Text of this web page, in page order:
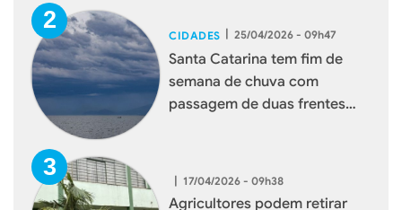
CIDADES | 25/04/2026 - 09h47
Santa Catarina tem fim de
semana de chuva com
passagem de duas frentes
| 17/04/2026 - 09h38
Agricultores podem retirar